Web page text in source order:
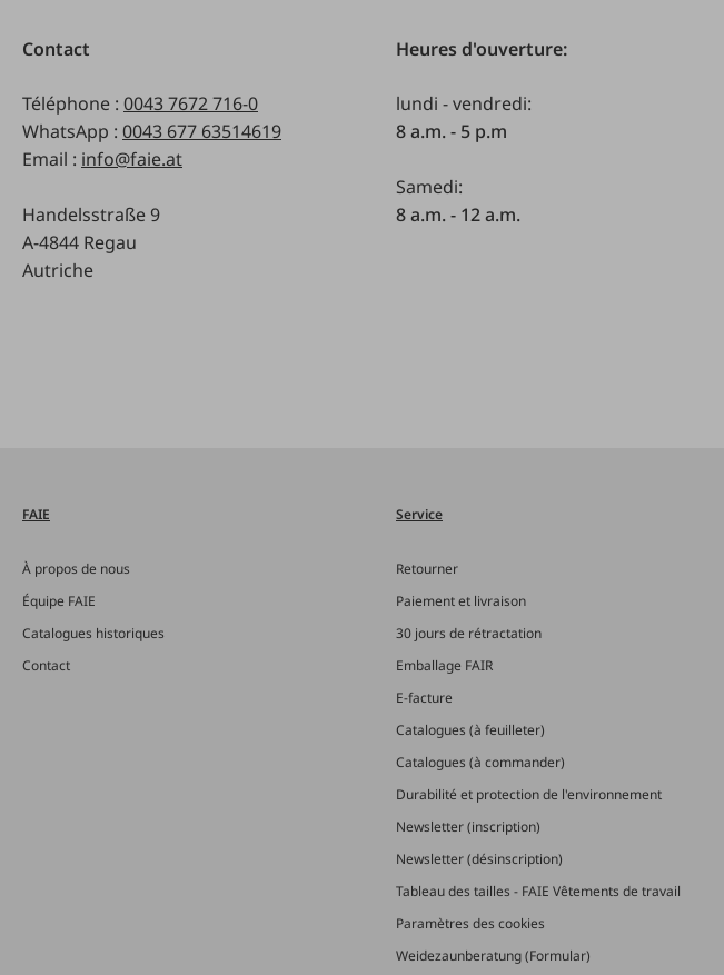
Contact
Téléphone : 0043 7672 716-0
WhatsApp : 0043 677 63514619
Email : info@faie.at
Handelsstraße 9
A-4844 Regau
Autriche
Heures d'ouverture:
lundi - vendredi:
8 a.m. - 5 p.m
Samedi:
8 a.m. - 12 a.m.
FAIE
À propos de nous
Équipe FAIE
Catalogues historiques
Contact
Service
Retourner
Paiement et livraison
30 jours de rétractation
Emballage FAIR
E-facture
Catalogues (à feuilleter)
Catalogues (à commander)
Durabilité et protection de l'environnement
Newsletter (inscription)
Newsletter (désinscription)
Tableau des tailles - FAIE Vêtements de travail
Paramètres des cookies
Weidezaunberatung (Formular)